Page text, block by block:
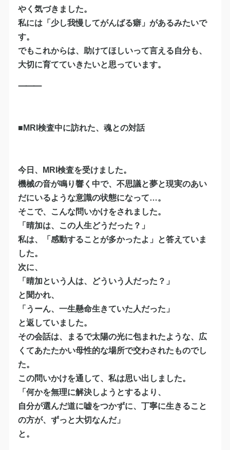
やく気づきました。
私には「少し我慢してがんばる癖」があるみたいで
す。
でもこれからは、助けてほしいって言える自分も、
大切に育てていきたいと思っています。
⸻
■MRI検査中に訪れた、魂との対話
今日、MRI検査を受けました。
機械の音が鳴り響く中で、不思議と夢と現実のあい
だにいるような意識の状態になって…。
そこで、こんな問いかけをされました。
「晴加は、この人生どうだった？」
私は、「感動することが多かったよ」と答えていま
した。
次に、
「晴加という人は、どういう人だった？」
と聞かれ、
「うーん、一生懸命生きていた人だった」
と返していました。
その会話は、まるで太陽の光に包まれたような、広
くてあたたかい母性的な場所で交わされたものでし
た。
この問いかけを通して、私は思い出しました。
「何かを無理に解決しようとするより、
自分が選んだ道に嘘をつかずに、丁寧に生きること
の方が、ずっと大切なんだ」
と。